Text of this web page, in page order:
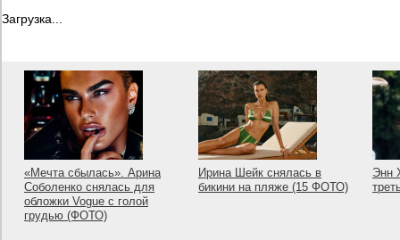
Загрузка...
«Мечта сбылась». Арина
Соболенко снялась для
обложки Vogue с голой
грудью (ФОТО)
Ирина Шейк снялась в
бикини на пляже (15 ФОТО)
Энн